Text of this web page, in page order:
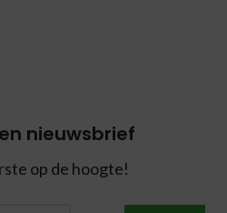
nieuwsbrief
op de hoogte!